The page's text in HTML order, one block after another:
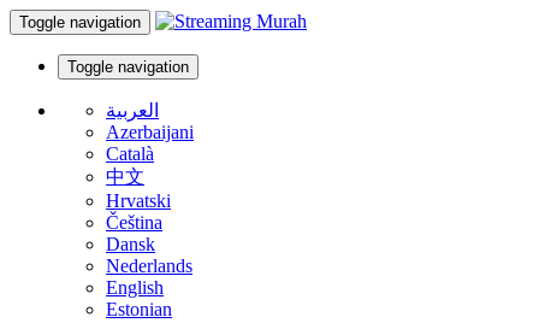
Toggle navigation
Toggle navigation
العربية
Azerbaijani
Català
中文
Hrvatski
Čeština
Dansk
Nederlands
English
Estonian